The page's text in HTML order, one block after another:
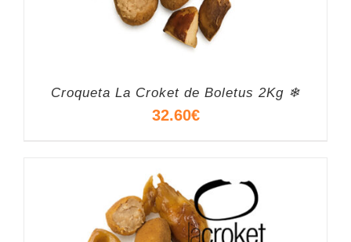
Croqueta La Croket de Boletus 2Kg ❄
32.60€